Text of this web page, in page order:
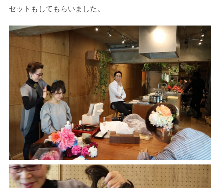
セットもしてもらいました。